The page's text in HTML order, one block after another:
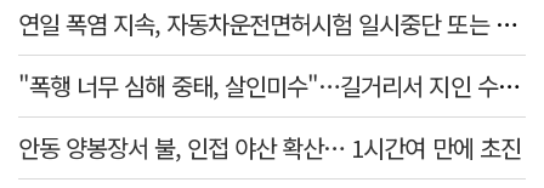
연일 폭염 지속, 자동차운전면허시험 일시중단 또는 축소 운영
"폭행 너무 심해 중태, 살인미수"…길거리서 지인 수십회 때린 50대 '긴급체포'
안동 양봉장서 불, 인접 야산 확산… 1시간여 만에 초진